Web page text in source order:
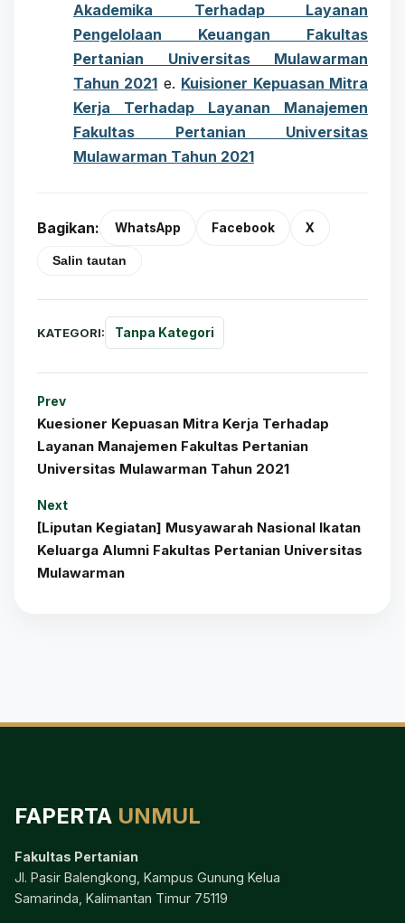
Akademika Terhadap Layanan
Pengelolaan Keuangan Fakultas
Pertanian Universitas Mulawarman
Tahun 2021 e. Kuisioner Kepuasan Mitra
Kerja Terhadap Layanan Manajemen
Fakultas Pertanian Universitas
Mulawarman Tahun 2021
Bagikan: WhatsApp Facebook X
Salin tautan
KATEGORI: Tanpa Kategori
Prev
Kuesioner Kepuasan Mitra Kerja Terhadap
Layanan Manajemen Fakultas Pertanian
Universitas Mulawarman Tahun 2021
Next
[Liputan Kegiatan] Musyawarah Nasional Ikatan
Keluarga Alumni Fakultas Pertanian Universitas
Mulawarman
FAPERTA UNMUL
Fakultas Pertanian
Jl. Pasir Balengkong, Kampus Gunung Kelua
Samarinda, Kalimantan Timur 75119